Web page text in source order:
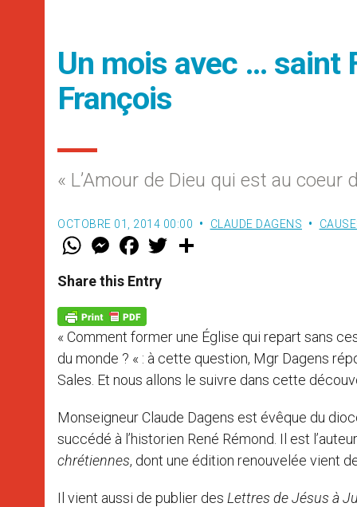
Un mois avec … saint
François
« L’Amour de Dieu qui est au coeur
OCTOBRE 01, 2014 00:00 CLAUDE DAGENS
W
t
s
p
p
M
e
s
e
g
e
r
F
a
e
b
k
w
Share this Entry
« Comment former une Église qui repart sans
du monde ? « : à cette question, Mgr Dagens
Sales. Et nous allons le suivre dans cette
Monseigneur Claude Dagens est évêque du
succédé à l’historien René Rémond. Il est
chrétiennes, dont une édition renouvelée vient
Il vient aussi de publier des Lettres de Jésus à